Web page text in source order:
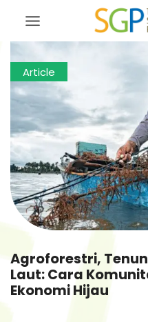
Article
Agroforestri,
Laut: Cara
Ekonomi Hijau